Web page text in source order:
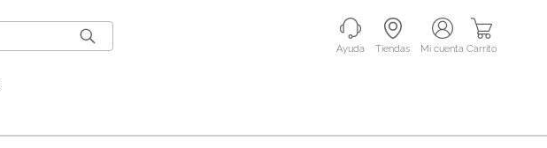
Ayuda Tiendas mi cuenta Carrito